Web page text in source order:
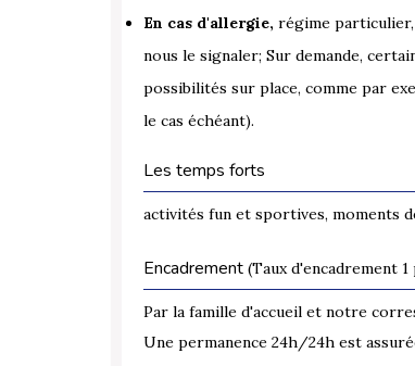
En cas d'allergie, régime
nous le signaler; Sur demande,
possibilités sur place, comme par
le cas échéant).
Les temps forts
activités fun et sportives, moments
Encadrement (Taux d'encadrement
Par la famille d'accueil et notre
Une permanence 24h/24h est